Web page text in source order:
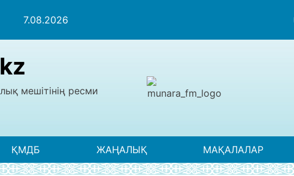
7.08.2026
мешітінің ресми
ҚМДБ ЖАҢАЛЫҚ МАҚАЛАЛАР